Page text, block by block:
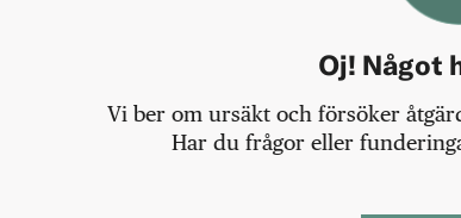
Oj! Något
Vi ber om ursäkt och försöker
Har du frågor eller